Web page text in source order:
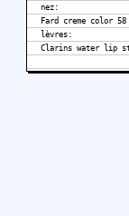
nez:
Fard creme color 58
lèvres:
Clarins water lip